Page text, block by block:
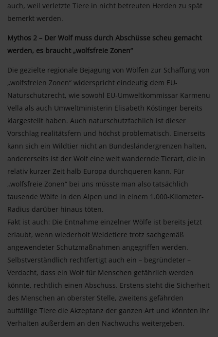
auch, weil verletzte Tiere in nicht betreuten Herden zu spät
bemerkt werden.
Mythos 2 – Der Wolf muss durch Abschüsse scheu gemacht
werden, es braucht „wolfsfreie Zonen“
Die gezielte regionale Bejagung von Wölfen zur Schaffung von
„wolfsfreien Zonen“ widerspricht eindeutig dem EU-
Naturschutzrecht, wie sowohl EU-Umweltkommissar Karmenu
Vella als auch Umweltministerin Elisabeth Köstinger bereits
klargestellt haben. Auch naturschutzfachlich ist dieser
Vorschlag realitätsfern und höchst problematisch. Einerseits
kann sich ein Wildtier nicht an Bundesländergrenzen halten,
andererseits ist der Wolf eine weit wandernde Tierart, die in
relativ kurzer Zeit halb Europa durchqueren kann. Für
„wolfsfreie Zonen“ bei uns müsste man also tatsächlich
tausende Wölfe in den Alpen und in einem 1.000-Kilometer-
Radius darüber hinaus töten.
Fakt ist auch: Die Entnahme einzelner Wölfe ist bereits jetzt
erlaubt, wenn wiederholt Weidetiere trotz sachgemäß
angewendeter Schutzmaßnahmen angegriffen werden.
Selbstverständlich rechtfertigt auch ein – begründeter –
Verdacht, dass ein Wolf für Menschen gefährlich werden
könnte, rechtlich einen Abschuss. Erstens steht die Sicherheit
des Menschen an oberster Stelle, zweitens gefährden
auffällige Tiere die Akzeptanz der ganzen Art und könnten ihr
Verhalten außerdem an den Nachwuchs weitergeben.